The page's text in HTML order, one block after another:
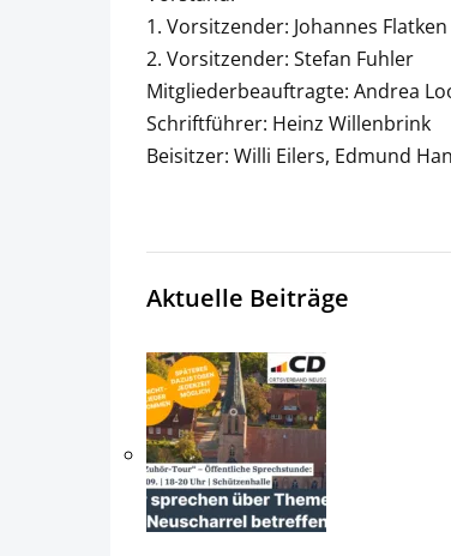
1. Vorsitzender: Johannes Flatken
2. Vorsitzender: Stefan Fuhler
Mitgliederbeauftragte: Andrea
Schriftführer: Heinz Willenbrink
Beisitzer: Willi Eilers, Edmund
Aktuelle Beiträge